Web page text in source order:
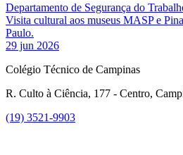
Departamento de Segurança do
Visita cultural aos museus MASP e
Paulo.
29 jun 2026
Colégio Técnico de Campinas
R. Culto à Ciência, 177 - Centro,
(19) 3521-9903